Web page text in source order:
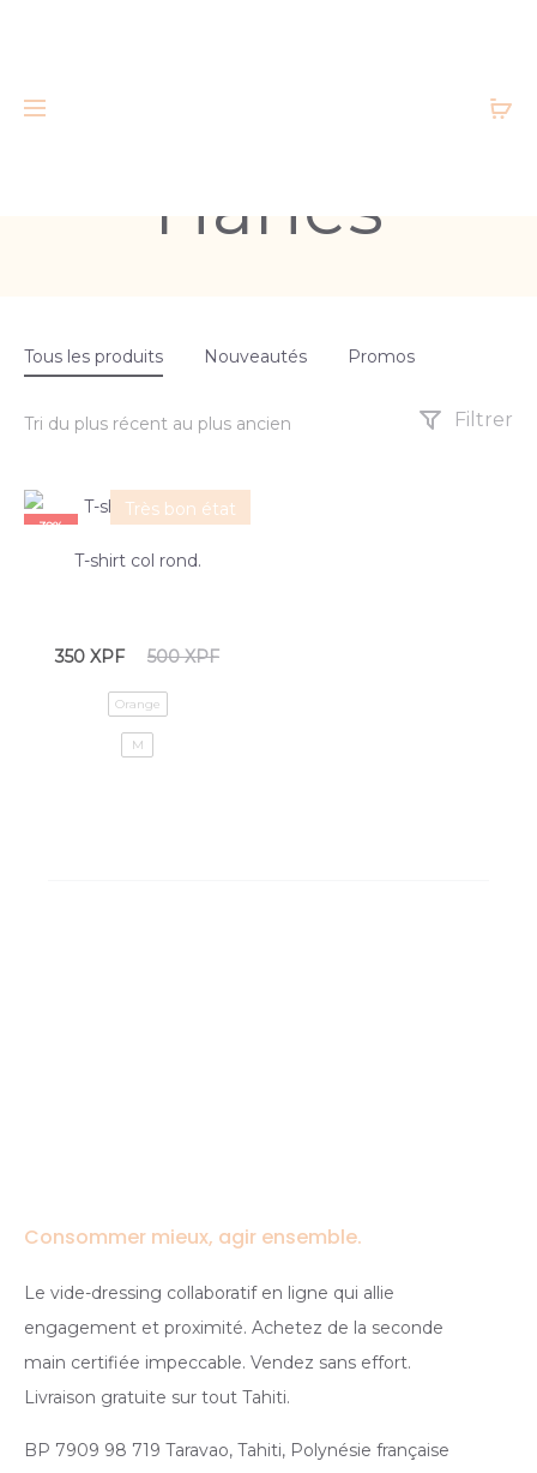
Hanes
Tous les produits Nouveautés Promos
Filtrer
Très bon état
30%
T-shirt col rond.
500XPF
350 XPF
Orange
M
Consommer mieux, agir ensemble.
Le vide-dressing collaboratif en ligne qui allie
engagement et proximité. Achetez de la seconde
main certifiée impeccable. Vendez sans effort.
Livraison gratuite sur tout Tahiti.
BP 7909 98 719 Taravao, Tahiti, Polynésie française